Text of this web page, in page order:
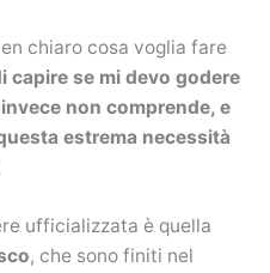
chiaro cosa voglia fare
capire se mi devo godere
non comprende, e
estrema necessità
ufficializzata è quella
, che sono finiti nel